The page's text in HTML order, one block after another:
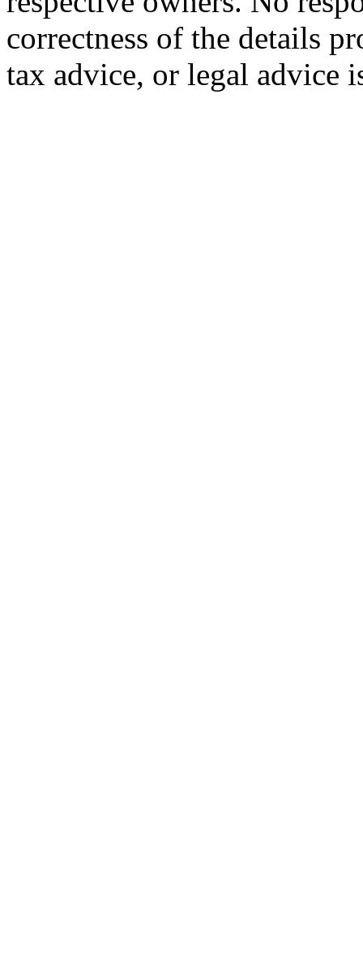
correctness of the details
tax advice, or legal advice